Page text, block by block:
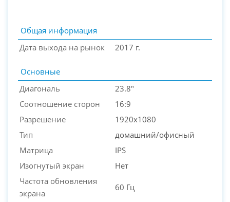
Общая информация
Дата выхода на рынок
2017 г.
Основные
Диагональ
23.8"
Соотношение сторон
16:9
Разрешение
1920x1080
Тип
домашний/офисный
Матрица
IPS
Изогнутый экран
Нет
Частота обновления
экрана
60 Гц